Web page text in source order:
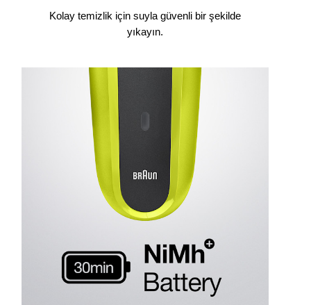
Kolay temizlik için suyla güvenli bir şekilde
yıkayın.